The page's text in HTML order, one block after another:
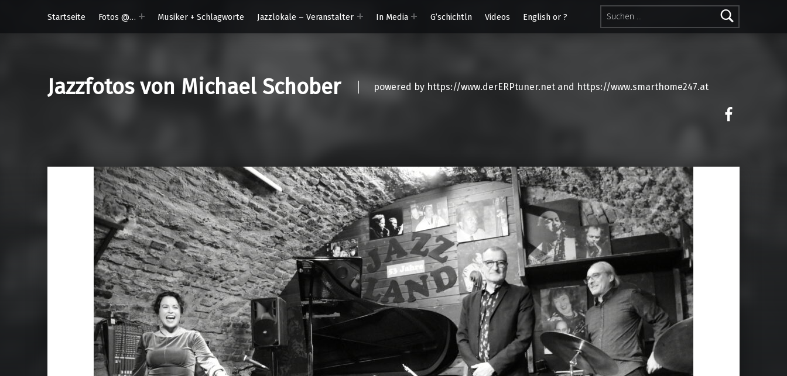
Suchen nach:
Startseite
Fotos @… Musiker + Schlagworte Jazzlokale – Veranstalter In Media G’schichtln Videos English or ?
Jazzfotos von Michael Schober powered by https://www.derERPtuner.net and https://www.smarthome247.at